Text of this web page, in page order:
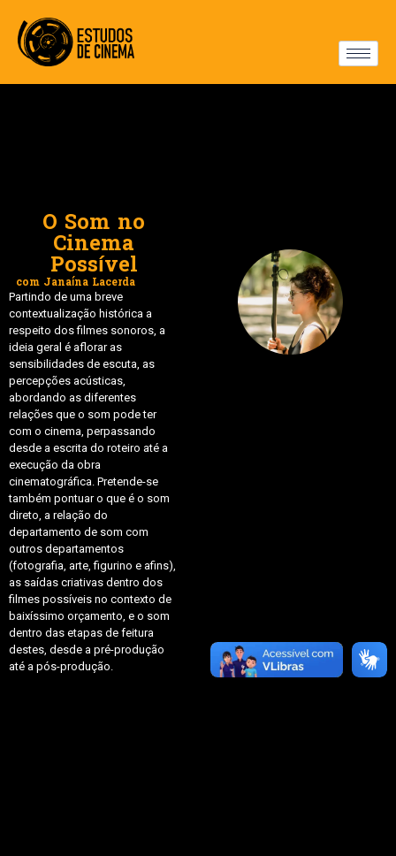
O Som no
Cinema
Possível
com Janaína Lacerda
Partindo de uma breve
contextualização histórica a
respeito dos filmes sonoros, a
ideia geral é aflorar as
sensibilidades de escuta, as
percepções acústicas,
abordando as diferentes
relações que o som pode ter
com o cinema, perpassando
desde a escrita do roteiro até a
execução da obra
cinematográfica. Pretende-se
também pontuar o que é o som
direto, a relação do
departamento de som com
outros departamentos
(fotografia, arte, figurino e afins),
as saídas criativas dentro dos
filmes possíveis no contexto de
baixíssimo orçamento, e o som
dentro das etapas de feitura
destes, desde a pré-produção
até a pós-produção.